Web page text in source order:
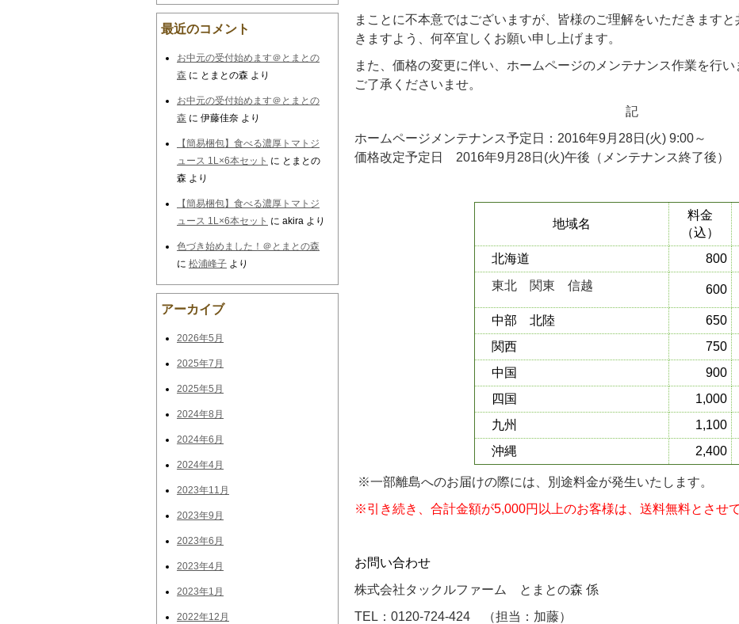
まことに不本意ではございますが、皆様のご理解をいただきます
きますよう、何卒宜しくお願い申し上げます。
また、価格の変更に伴い、ホームページのメンテナンス作業を行い
ご了承くださいませ。
記
ホームページメンテナンス予定日：2016年9月28日(火) 9:00～
価格改定予定日 2016年9月28日(火)午後（メンテナンス終了後）
地域名
料金
（込）
北海道
800
東北 関東 信越
600
中部 北陸
650
関西
750
中国
900
四国
1,000
九州
1,100
沖縄
2,400
※一部離島へのお届けの際には、別途料金が発生いたします。
※引き続き、合計金額が5,000円以上のお客様は、送料無料とさせ
お問い合わせ
株式会社タックルファーム とまとの森 係
TEL：0120-724-424 （担当：加藤）
最近のコメント
お中元の受付始めます＠とまとの
森 に とまとの森 より
お中元の受付始めます＠とまとの
森 に 伊藤佳奈 より
【簡易梱包】食べる濃厚トマトジ
ュース 1L×6本セット に とまとの
森 より
【簡易梱包】食べる濃厚トマトジ
ュース 1L×6本セット に akira より
色づき始めました！＠とまとの森
に 松浦峰子 より
アーカイブ
2026年5月
2025年7月
2025年5月
2024年8月
2024年6月
2024年4月
2023年11月
2023年9月
2023年6月
2023年4月
2023年1月
2022年12月